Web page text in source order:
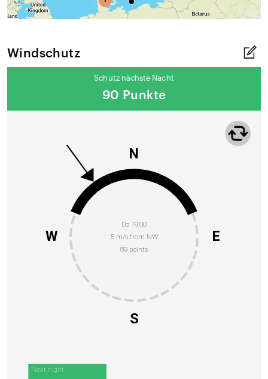
Windschutz
Schutz nächste Nacht
90 Punkte
Do 19:00
5 m/s from NW
89 points
N
E
S
W
Next night